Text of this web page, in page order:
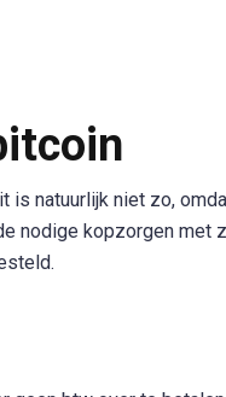
is natuurlijk niet zo,
nodige kopzorgen met